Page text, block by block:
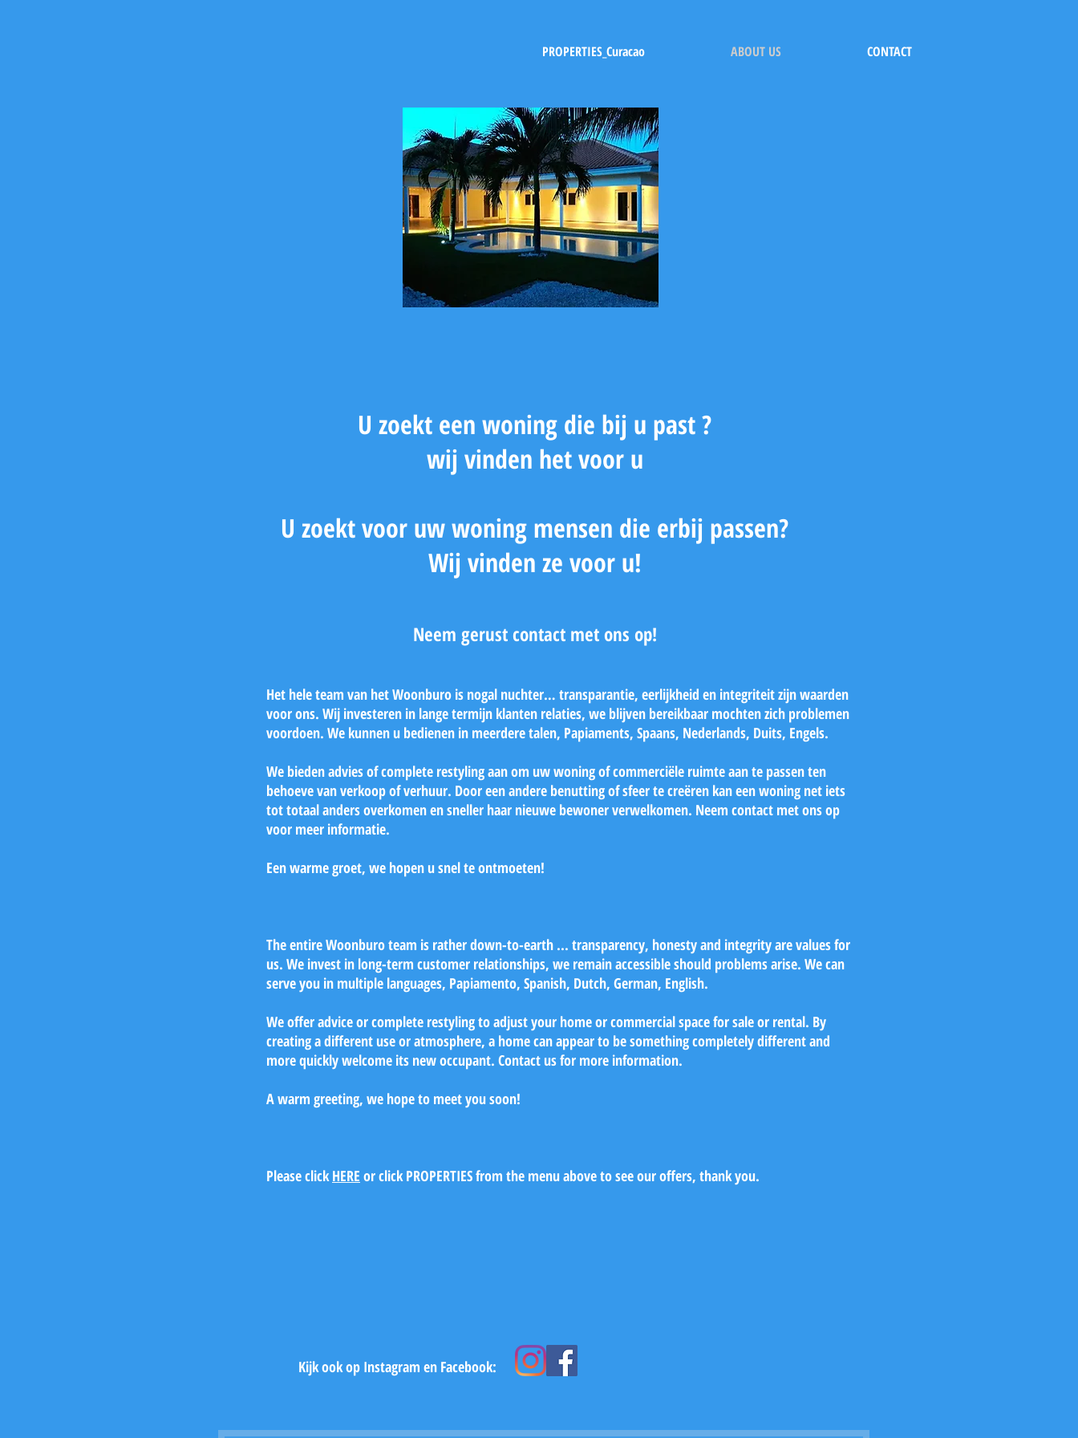
PROPERTIES_Curacao ABOUT US CONTACT
U zoekt een woning die bij u past ?
wij vinden het voor u
U zoekt voor uw woning mensen die erbij passen?
Wij vinden ze voor u!
Neem gerust contact met ons op!
Het hele team van het Woonburo is nogal nuchter… transparantie, eerlijkheid en integriteit zijn waarden
voor ons. Wij investeren in lange termijn klanten relaties, we blijven bereikbaar mochten zich problemen
voordoen. We kunnen u bedienen in meerdere talen, Papiaments, Spaans, Nederlands, Duits, Engels.
We bieden advies of complete restyling aan om uw woning of commerciële ruimte aan te passen ten
behoeve van verkoop of verhuur. Door een andere benutting of sfeer te creëren kan een woning net iets
tot totaal anders overkomen en sneller haar nieuwe bewoner verwelkomen. Neem contact met ons op
voor meer informatie.
Een warme groet, we hopen u snel te ontmoeten!
The entire Woonburo team is rather down-to-earth ... transparency, honesty and integrity are values for
us. We invest in long-term customer relationships, we remain accessible should problems arise. We can
serve you in multiple languages, Papiamento, Spanish, Dutch, German, English.
We offer advice or complete restyling to adjust your home or commercial space for sale or rental. By
creating a different use or atmosphere, a home can appear to be something completely different and
more quickly welcome its new occupant. Contact us for more information.
A warm greeting, we hope to meet you soon!
Please clickHERE or click PROPERTIES from the menu above to see our offers, thank you.
Kijk ook op Instagram en Facebook: